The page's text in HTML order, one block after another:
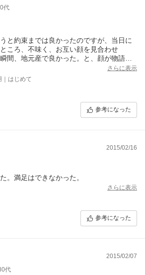
代
と約束までは良かったのですが、当日に
ころ、不味く、お互い顔を見合わせ
間、地元産で良かった。と、顔が物語っ
料理の仕方に難があったのだろう。その
題はないが、笑顔はある。
さらに表示
｜はじめて
参考になった
2015/02/16
。満足はできなかった。
さらに表示
参考になった
2015/02/07
代